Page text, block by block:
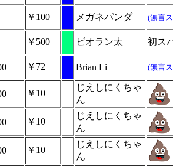
￥100 メガネパンダ (無言
￥500 ビオラン太 初ス
￥72 Brian Li (無言
￥10
じえしにくちゃ
ん
￥10
じえしにくちゃ
ん
￥10
じえしにくちゃ
ん